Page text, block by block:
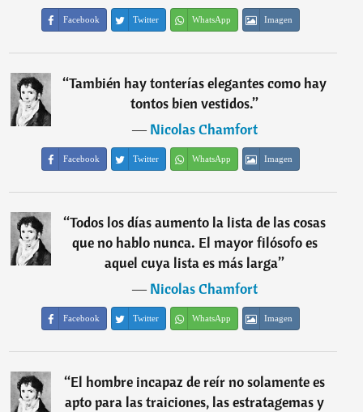
Facebook Twitter WhatsApp Imagen
“También hay tonterías elegantes como hay
tontos bien vestidos.”
―Nicolas Chamfort
Facebook Twitter WhatsApp Imagen
“Todos los días aumento la lista de las cosas
que no hablo nunca. El mayor filósofo es
aquel cuya lista es más larga”
―Nicolas Chamfort
Facebook Twitter WhatsApp Imagen
“El hombre incapaz de reír no solamente es
apto para las traiciones, las estratagemas y